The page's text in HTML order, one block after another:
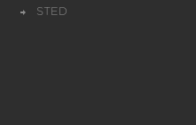
STED